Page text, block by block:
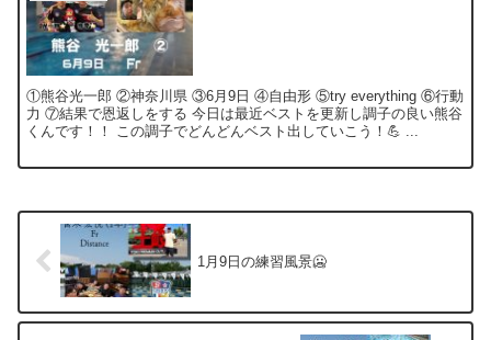
①熊谷光一郎 ②神奈川県 ③6月9日 ④自由形 ⑤try everything ⑥行動
力 ⑦結果で恩返しをする 今日は最近ベストを更新し調子の良い熊谷
くんです！！ この調子でどんどんベスト出していこう！💪 ...
1月9日の練習風景🥶